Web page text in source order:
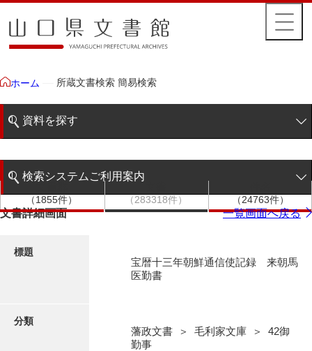
ホーム 所蔵文書検索 簡易検索
資料を探す
階層検索
写真・絵はがき
検索システムご利用案内
検索システムの利用について
（1855件）
（283318件）
（24763件）
文書詳細画面 一覧画面へ戻る
標題
宝暦十三年朝鮮通信使記録 来朝馬
医勤書
分類
藩政文書 ＞ 毛利家文庫 ＞ 42御
勤事